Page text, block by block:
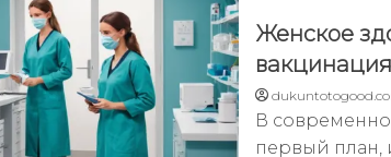
Женское
В
первый план,